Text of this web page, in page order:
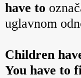
have to
uglavnom
Children
You have to